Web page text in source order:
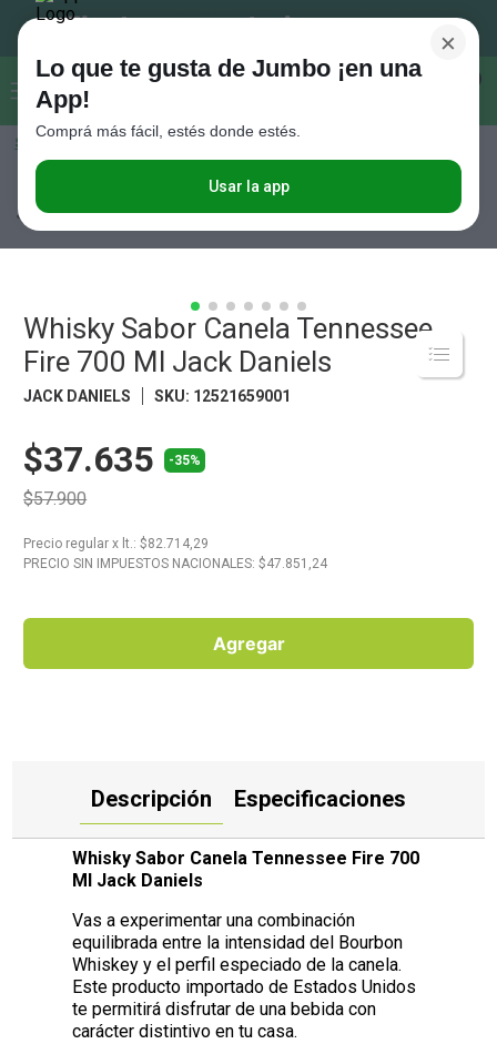
Buscar...
Seleccioná el método de entrega
×
Lo que te gusta de Jumbo ¡en una
App!
Comprá más fácil, estés donde estés.
Usar la app
Whisky Sabor Canela Tennessee Fire 700 Ml
Jack Daniels
Whisky Sabor Canela Tennessee
Fire 700 Ml Jack Daniels
JACK DANIELS SKU: 12521659001
$37.635 -35%
$57.900
Precio regular x lt. : $82.714,29
PRECIO SIN IMPUESTOS NACIONALES: $47.851,24
Agregar
Descripción Especificaciones
Whisky Sabor Canela Tennessee Fire 700
Ml Jack Daniels
Vas a experimentar una combinación
equilibrada entre la intensidad del Bourbon
Whiskey y el perfil especiado de la canela.
Este producto importado de Estados Unidos
te permitirá disfrutar de una bebida con
carácter distintivo en tu casa.
Términos más buscados
.
Cerveza
Juguetes
Fideos
Carne
. Aceite